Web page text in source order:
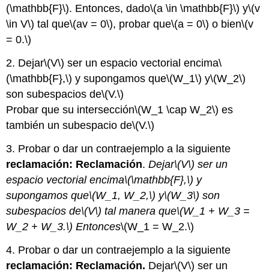
(\mathbb{F}\). Entonces, dado\(a \in \mathbb{F}\) y\(v
\in V\) tal que\(av = 0\), probar que\(a = 0\) o bien\(v
= 0.\)
2. Dejar\(V\) ser un espacio vectorial encima\
(\mathbb{F},\) y supongamos que\(W_1\) y\(W_2\)
son subespacios de\(V.\)
Probar que su intersección\(W_1 \cap W_2\) es
también un subespacio de\(V.\)
3. Probar o dar un contraejemplo a la siguiente
reclamación: Reclamación.Dejar\(V\) ser un
espacio vectorial encima\(\mathbb{F},\) y
supongamos que\(W_1, W_2,\) y\(W_3\) son
subespacios de\(V\) tal manera que\(W_1 + W_3 =
W_2 + W_3.\) Entonces\(W_1 = W_2.\)
4. Probar o dar un contraejemplo a la siguiente
reclamación: Reclamación. Dejar\(V\) ser un